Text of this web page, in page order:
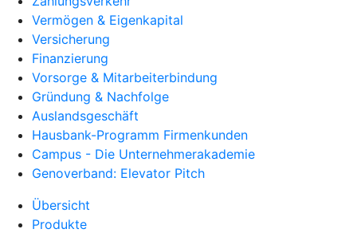
Vermögen & Eigenkapital
Versicherung
Finanzierung
Vorsorge & Mitarbeiterbindung
Gründung & Nachfolge
Auslandsgeschäft
Hausbank-Programm Firmenkunden
Campus - Die Unternehmerakademie
Genoverband: Elevator Pitch
Übersicht
Produkte